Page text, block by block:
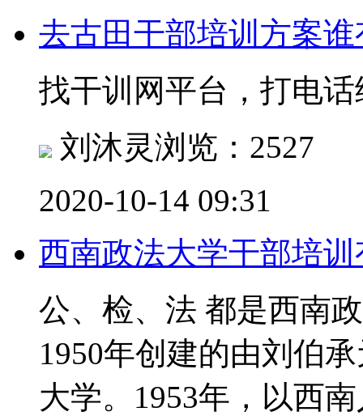
去古田干部培训方案谁
找干训网平台，打电
刘沐灵浏览：2527
2020-10-14 09:31
西南政法大学干部培
公、检、法 都是西南
1950年创建的由刘伯
大学。1953年，以西